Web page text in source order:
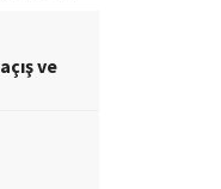
ve